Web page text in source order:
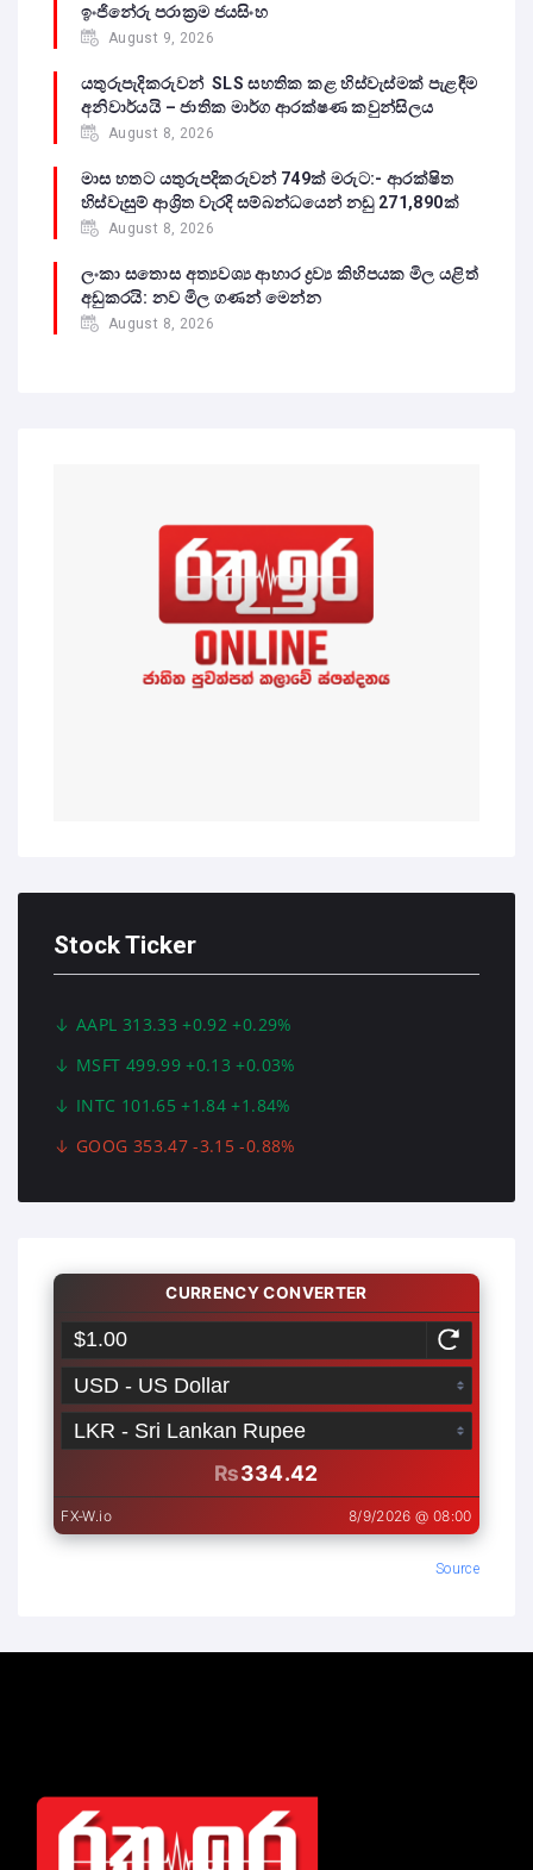
ඉංජිනේරු පරාක්‍රම ජයසිංහ
August 9, 2026
යතුරුපැදිකරුවන් SLS සහතික කළ හිස්වැස්මක් පැළඳීම
අනිවාර්යයි – ජාතික මාර්ග ආරක්ෂණ කවුන්සිලය
August 8, 2026
මාස හතට යතුරුපදිකරුවන් 749ක් මරුට:- ආරක්ෂිත
හිස්වැසුම් ආශ්‍රිත වැරදි සම්බන්ධයෙන් නඩු 271,890ක්
August 8, 2026
ලංකා සතොස අත්‍යවශ්‍ය ආහාර ද්‍රව්‍ය කිහිපයක මිල යළිත්
අඩුකරයි: නව මිල ගණන් මෙන්න
August 8, 2026
Stock Ticker
AAPL 313.33 +0.92 +0.29%
MSFT 499.99 +0.13 +0.03%
INTC 101.65 +1.84 +1.84%
GOOG 353.47 -3.15 -0.88%
Source